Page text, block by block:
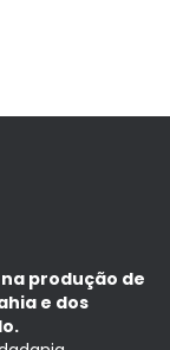
produção de
e dos